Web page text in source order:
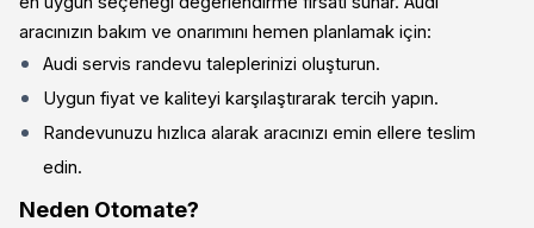
aracınızın bakım ve onarımını hemen planlamak için:
Audi servis randevu taleplerinizi oluşturun.
Uygun fiyat ve kaliteyi karşılaştırarak tercih yapın.
Randevunuzu hızlıca alarak aracınızı emin ellere teslim
edin.
Neden Otomate?